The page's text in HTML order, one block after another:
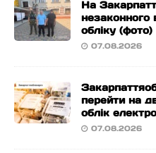
На
незаконного
обліку (фото)
07.08.2026
перейти на
облік
07.08.2026